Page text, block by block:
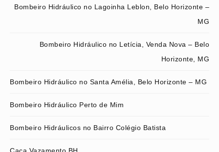
Bombeiro Hidráulico no Lagoinha Leblon, Belo Horizonte –
MG
Bombeiro Hidráulico no Letícia, Venda Nova – Belo
Horizonte, MG
Bombeiro Hidráulico no Santa Amélia, Belo Horizonte – MG
Bombeiro Hidráulico Perto de Mim
Bombeiro Hidráulicos no Bairro Colégio Batista